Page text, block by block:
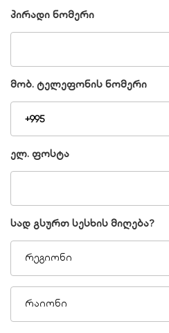
პირადი ნომერი
მობ. ტელეფონის ნომერი
ელ. ფოსტა
სად გსურთ სესხის მიღება?
რეგიონი
რაიონი